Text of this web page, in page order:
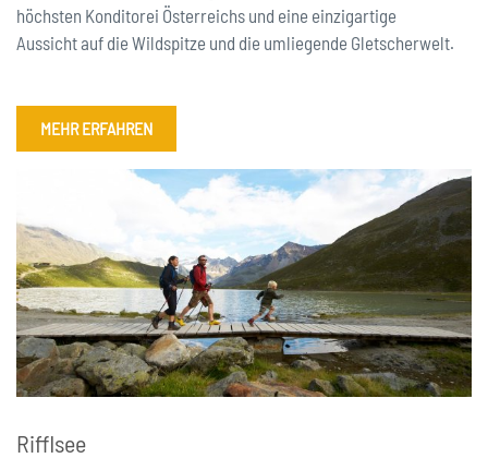
höchsten Konditorei Österreichs und eine einzigartige
Aussicht auf die Wildspitze und die umliegende Gletscherwelt.
MEHR ERFAHREN
Rifflsee